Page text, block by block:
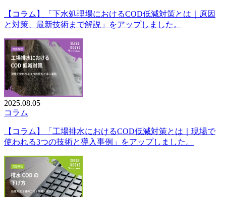
【コラム】「下水処理場におけるCOD低減対策とは｜原因
と対策、最新技術まで解説」をアップしました。
2025.08.05
コラム
【コラム】「工場排水におけるCOD低減対策とは｜現場で
使われる3つの技術と導入事例」をアップしました。